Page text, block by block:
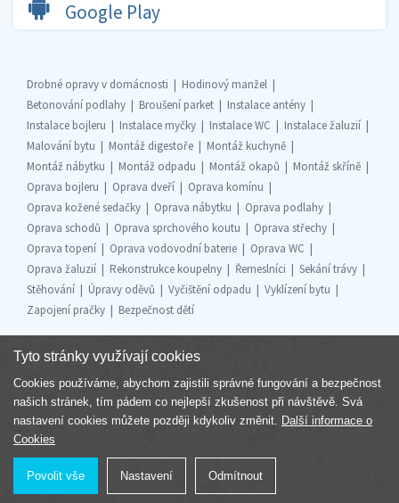
Google Play
Drobné opravy v domácnosti
Hodinový manžel
Betonování podlahy
Broušení parket
Instalace antény
Instalace bojleru
Instalace myčky Instalace WC
Instalace žaluzií
Malování bytu
Montáž digestoře
Montáž kuchyně
Montáž nábytku
Montáž odpadu Montáž okapů
Montáž skříně
Oprava bojleru
Oprava dveří
Oprava komínu
Oprava kožené sedačky
Oprava nábytku
Oprava podlahy
Oprava schodů
Oprava sprchového koutu
Oprava střechy
Oprava topení
Oprava vodovodní baterie
Oprava WC
Oprava žaluzií
Rekonstrukce koupelny Řemeslníci
Sekání trávy
Stěhování
Úpravy oděvů Vyčištění odpadu
Vyklízení bytu
Zapojení pračky
Bezpečnost dětí
Součást skupiny
Tyto stránky využívají cookies
Cookies používáme, abychom zajistili správné fungování a bezpečnost
našich stránek, tím pádem co nejlepší zkušenost při návštěvě. Svá
nastavení cookies můžete později kdykoliv změnit. Další informace o
Cookies
Povolit vše Nastavení Odmítnout